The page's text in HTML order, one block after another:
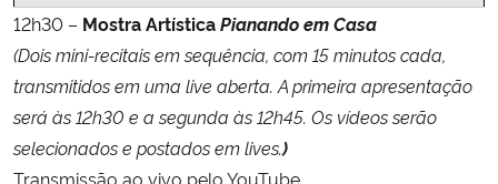
12h30 – Mostra ArtísticaPianando em Casa
(Dois mini-recitais em sequência, com 15 minutos cada,
transmitidos em uma live aberta. A primeira apresentação
será às 12h30 e a segunda às 12h45. Os vídeos serão
selecionados e postados em lives.)
Transmissão ao vivo pelo YouTube